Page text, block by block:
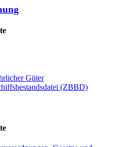
Güter
(ZBBD)